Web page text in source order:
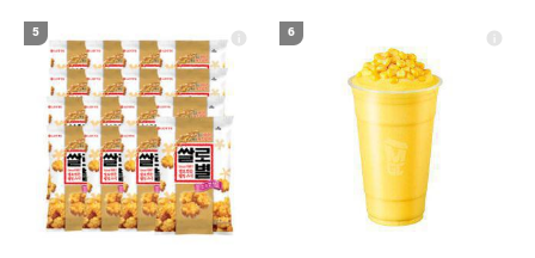
5 6